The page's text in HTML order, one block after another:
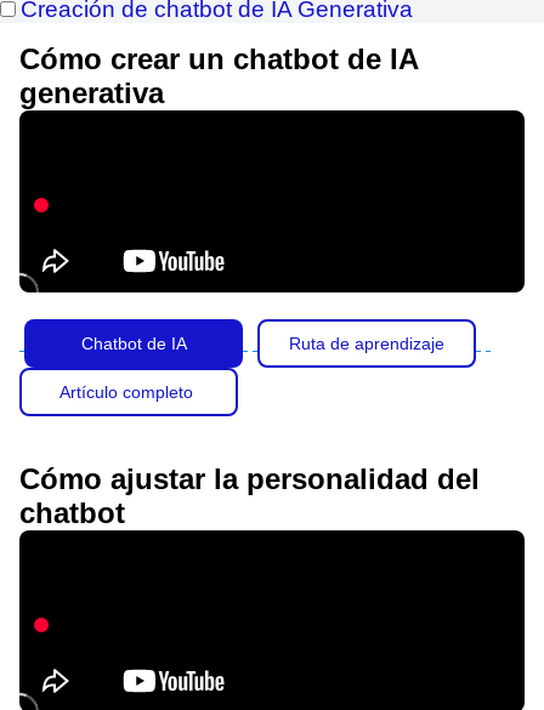
Creación de chatbot de IA Generativa
Cómo crear un chatbot de IA
generativa
Chatbot de IA Ruta de aprendizaje
Artículo completo
Cómo ajustar la personalidad del
chatbot